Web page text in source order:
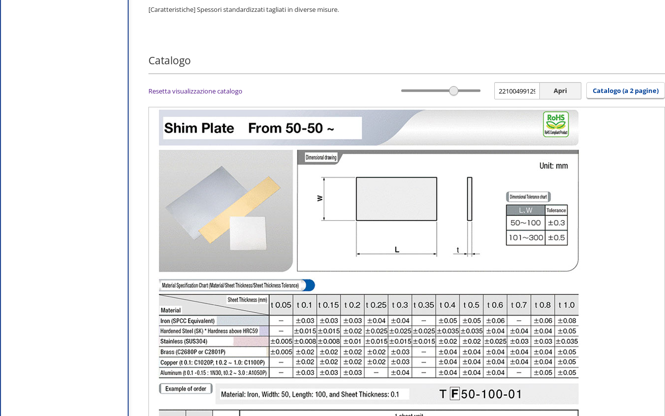
[Caratteristiche] Spessori standardizzati tagliati in diverse misure.
Catalogo
Resetta visualizzazione catalogo Apri Catalogo (a 2 pagine)